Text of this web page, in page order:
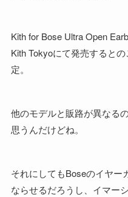
Kith for Bose Ultra Open
Kith Tokyoにて発売すると
定。
他のモデルと販路が異なる
思うんだけどね。
それにしてもBoseのイヤー
ならせるだろうし、イマー